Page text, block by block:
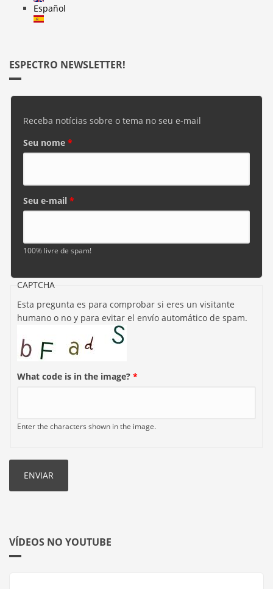
Español
ESPECTRO NEWSLETTER!
Receba notícias sobre o tema no seu e-mail
Seu nome *
Seu e-mail *
100% livre de spam!
CAPTCHA
Esta pregunta es para comprobar si eres un visitante
humano o no y para evitar el envío automático de spam.
What code is in the image? *
Enter the characters shown in the image.
VÍDEOS NO YOUTUBE